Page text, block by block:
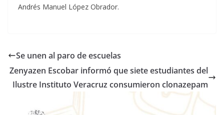
Andrés Manuel López Obrador.
Se unen al paro de escuelas
Zenyazen Escobar informó que siete estudiantes del
Ilustre Instituto Veracruz consumieron clonazepam